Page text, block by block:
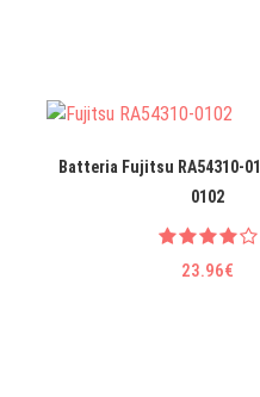
Batteria Fujitsu RA54310-
0102
23.96€